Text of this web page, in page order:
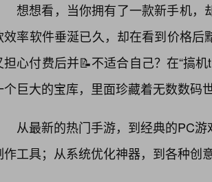
想想看，当你拥有了一款新手机，
效率软件垂涎已久，却在看到价格
担心付费后并📝不适合自己？在“搞
个巨大的宝库，里面珍藏着无数数码
从最新的热门手游，到经典的PC
作工具；从系统优化神器，到各种